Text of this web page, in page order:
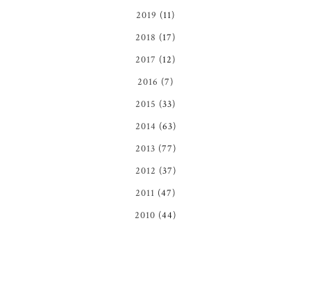
2019 (11)
2018 (17)
2017 (12)
2016 (7)
2015 (33)
2014 (63)
2013 (77)
2012 (37)
2011 (47)
2010 (44)